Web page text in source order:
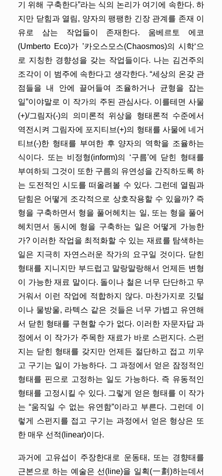
기 위해 구축한다”라는 식의 논리가 여기에 속한다. 하
지만 닫힘과 열림, 양자의 팽팽한 긴장 관계를 존재 이
유로 삼는 작업들이 존재한다. 움베르토 에코
(Umberto Eco)가 ’카오스모스(Chaosmos)의 시학‘으
로 지칭한 경향성을 갖는 작업들이다. 나는 김건주의
조각이 이 범주에 속한다고 생각한다. “세상의 온갖 관
점들을 내 안에 끌어들여 조율하거나 균형을 잡는
일”이야말로 이 작가의 주된 관심사다. 이를테면 사물
(+)/그림자(-)의 의미론적 위상을 형태론적 수준에서
역전시켜 그림자에 포지티브(+)의 형태를 사물에 네거
티브(-)한 형태를 부여한 후 양자의 역학을 조율하는
식이다. 또는 비정형(inform)의 ‘구름’에 닫힌 형태를
부여하되 그것이 또한 구름의 유연성을 간직하도록 하
는 도전적인 시도를 떠올려볼 수 있다. 그런데 열림과
닫힘은 어떻게 조각적으로 상호작용할 수 있을까? 즉
형을 구축하면서 형을 풀어헤치는 일, 또는 형을 풀어
헤치면서 동시에 형을 구축하는 일은 어떻게 가능한
가? 이러한 작업을 최적화할 수 있는 재료를 탐색하는
일은 지극히 자연스러운 작가의 요구일 것이다. 닫힌
형태를 지니지만 부드럽고 말랑말랑해서 언제든 변형
이 가능한 재료 말이다. 돌이나 철은 너무 단단하고 무
거워서 이런 작업에 적합하지 않다. 마찬가지로 깃털
이나 물방울, 라텍스 같은 것들은 너무 가볍고 유연해
서 닫힌 형태를 구현할 수가 없다. 이러한 자문자답 과
정에서 이 작가가 주목한 재료가 바로 스펀지다. 스펀
지는 닫힌 형태를 갖지만 언제든 절단하고 접고 끼우
고 구기는 일이 가능하다. 그 과정에서 얻은 잠정적인
형태를 핀으로 고정하는 일도 가능하다. 즉 유동적인
형태를 고정시킬 수 있다. 그렇게 얻은 형태를 이 작가
는 “움직일 수 없는 유연함”이라고 부른다. 그런데 이
렇게 스펀지를 접고 구기는 과정에서 얻은 형상은 또
한 매우 선적(linear)이다.
과거에 고유섭이 주장한대로 운동태, 또는 경향태를
근본으로 하는 예술은 선(line)을 일획(一劃)하는데서